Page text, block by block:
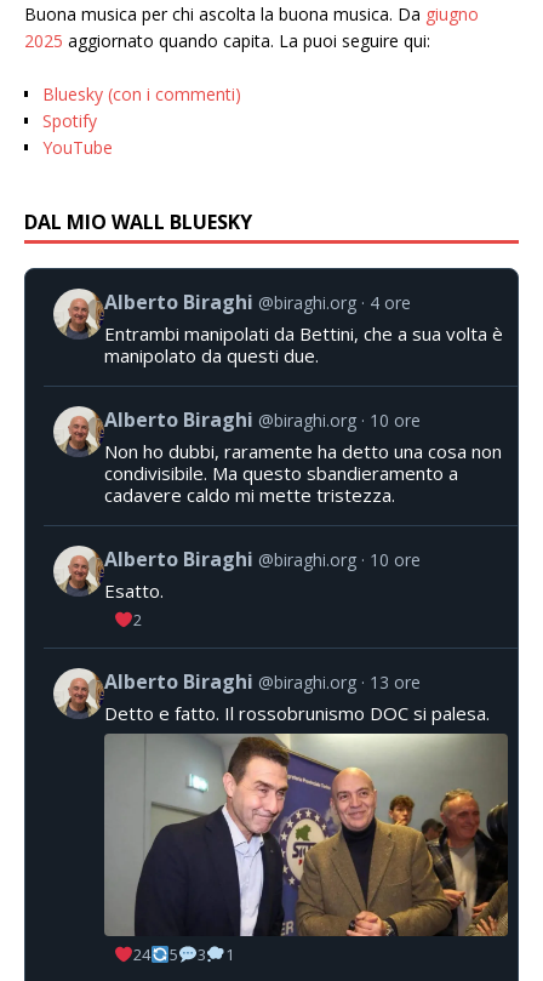
Buona musica per chi ascolta la buona musica. Da giugno
2025 aggiornato quando capita. La puoi seguire qui:
Bluesky (con i commenti)
Spotify
YouTube
DAL MIO WALL BLUESKY
Alberto Biraghi @biraghi.org 4 ore
Entrambi manipolati da Bettini, che a sua volta è
manipolato da questi due.
Alberto Biraghi @biraghi.org 10 ore
Non ho dubbi, raramente ha detto una cosa non
condivisibile. Ma questo sbandieramento a
cadavere caldo mi mette tristezza.
Alberto Biraghi @biraghi.org 10 ore
Esatto.
2
Alberto Biraghi @biraghi.org 13 ore
Detto e fatto. Il rossobrunismo DOC si palesa.
24 5 3 1